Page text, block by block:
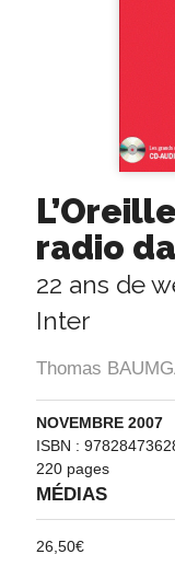
radio
22 ans de
Inter
Thomas
NOVEMBRE 2007
ISBN :
220 pages
MÉDIAS
26,50€